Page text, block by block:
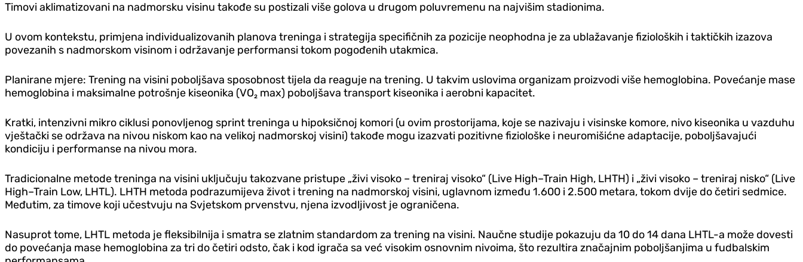
Timovi aklimatizovani na nadmorsku visinu takođe su postizali više golova u drugom poluvremenu na najvišim stadionima.
U ovom kontekstu, primjena individualizovanih planova treninga i strategija specifičnih za pozicije neophodna je za ublažavanje fizioloških i taktičkih izazova
povezanih s nadmorskom visinom i održavanje performansi tokom pogođenih utakmica.
Planirane mjere: Trening na visini poboljšava sposobnost tijela da reaguje na trening. U takvim uslovima organizam proizvodi više hemoglobina. Povećanje mase
hemoglobina i maksimalne potrošnje kiseonika (VO₂ max) poboljšava transport kiseonika i aerobni kapacitet.
Kratki, intenzivni mikro ciklusi ponovljenog sprint treninga u hipoksičnoj komori (u ovim prostorijama, koje se nazivaju i visinske komore, nivo kiseonika u vazduhu
vještački se održava na nivou niskom kao na velikoj nadmorskoj visini) takođe mogu izazvati pozitivne fiziološke i neuromišićne adaptacije, poboljšavajući
kondiciju i performanse na nivou mora.
Tradicionalne metode treninga na visini uključuju takozvane pristupe „živi visoko – treniraj visoko“ (Live High–Train High, LHTH) i „živi visoko – treniraj nisko“ (Live
High–Train Low, LHTL). LHTH metoda podrazumijeva život i trening na nadmorskoj visini, uglavnom između 1.600 i 2.500 metara, tokom dvije do četiri sedmice.
Međutim, za timove koji učestvuju na Svjetskom prvenstvu, njena izvodljivost je ograničena.
Nasuprot tome, LHTL metoda je fleksibilnija i smatra se zlatnim standardom za trening na visini. Naučne studije pokazuju da 10 do 14 dana LHTL-a može dovesti
do povećanja mase hemoglobina za tri do četiri odsto, čak i kod igrača sa već visokim osnovnim nivoima, što rezultira značajnim poboljšanjima u fudbalskim